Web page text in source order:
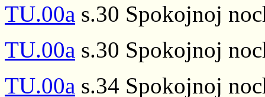
TU.00a s.30 Spokojnoj
TU.00a s.30 Spokojnoj
TU.00a s.34 Spokojnoj